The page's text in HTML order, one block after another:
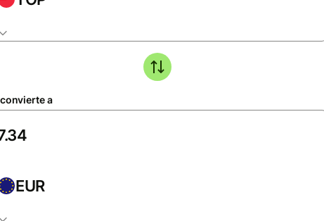
a
EUR